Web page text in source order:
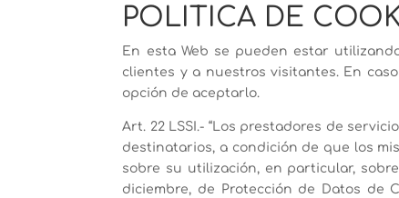
POLITICA DE
En esta Web se pueden estar
clientes y a nuestros visitantes. En
opción de aceptarlo.
Art. 22 LSSI.- “Los prestadores de
destinatarios, a condición de que los
sobre su utilización, en particular,
diciembre, de Protección de Datos de